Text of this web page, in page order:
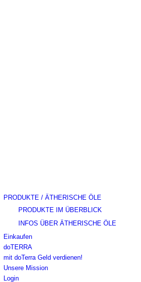
PRODUKTE / ÄTHERISCHE ÖLE
PRODUKTE IM ÜBERBLICK
INFOS ÜBER ÄTHERISCHE ÖLE
Einkaufen
doTERRA
mit doTerra Geld verdienen!
Unsere Mission
Login